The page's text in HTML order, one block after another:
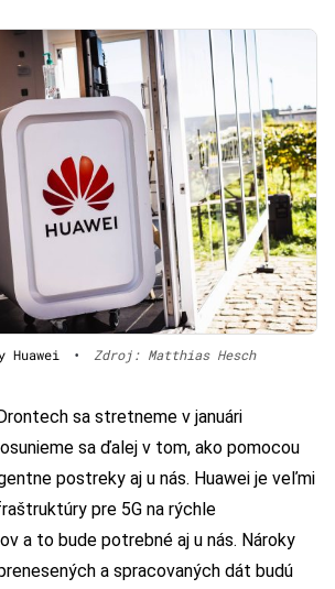
Huawei • Zdroj: Matthias Hesch
sa stretneme v januári
sa ďalej v tom, ako pomocou
postreky aj u nás. Huawei je veľmi
pre 5G na rýchle
a to bude potrebné aj u nás. Nároky
a spracovaných dát budú